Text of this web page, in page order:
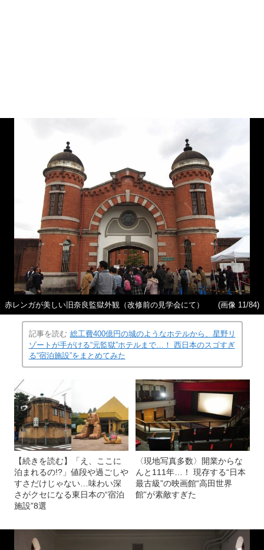
赤レンガが美しい旧奈良監獄外観（改修前の見学会にて） (画像 11/84)
記事を読む 総工費400億円の城のようなホテルから、星野リ
ゾートが手がける“元監獄”ホテルまで…！ 西日本のスゴすぎ
る“宿泊施設”をまとめてみた
【続きを読む】「え、ここに
泊まれるの!?」値段や過ごしや
すさだけじゃない…味わい深
さがクセになる東日本の“宿泊
施設”8選
〈現地写真多数〉開業からな
んと111年…！ 現存する“日本
最古級”の映画館“高田世界
館”が素敵すぎた